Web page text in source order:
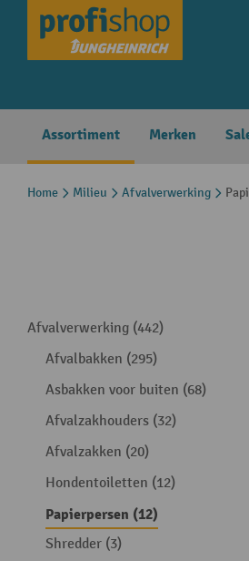
Skip to main navigation
Assortiment Merken
Home Milieu Afvalverwerking
Afvalverwerking (442)
Afvalbakken (295)
Asbakken voor buiten (68)
Afvalzakhouders (32)
Afvalzakken (20)
Hondentoiletten (12)
Papierpersen (12)
Shredder (3)